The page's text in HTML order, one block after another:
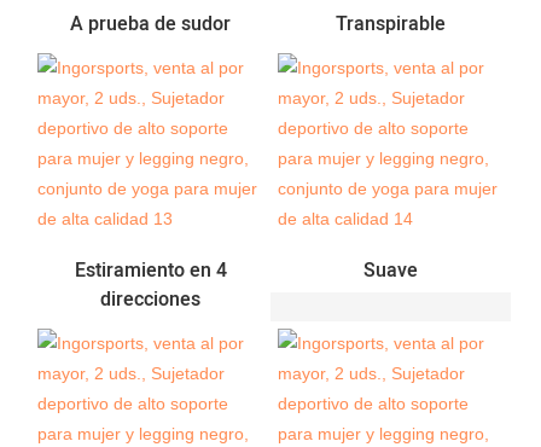
A prueba de sudor Transpirable
Estiramiento en 4
direcciones
Suave